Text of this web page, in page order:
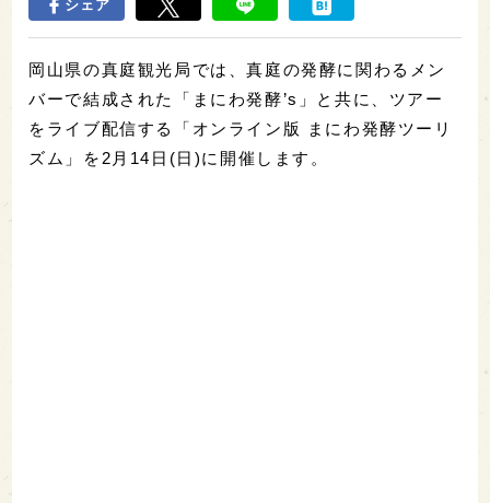
シェア
岡山県の真庭観光局では、真庭の発酵に関わるメン
バーで結成された「まにわ発酵’s」と共に、ツアー
をライブ配信する「オンライン版 まにわ発酵ツーリ
ズム」を2月14日(日)に開催します。